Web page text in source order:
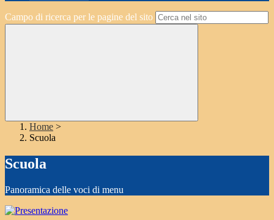
Campo di ricerca per le pagine del sito
Home >
Scuola
Scuola
Panoramica delle voci di menu